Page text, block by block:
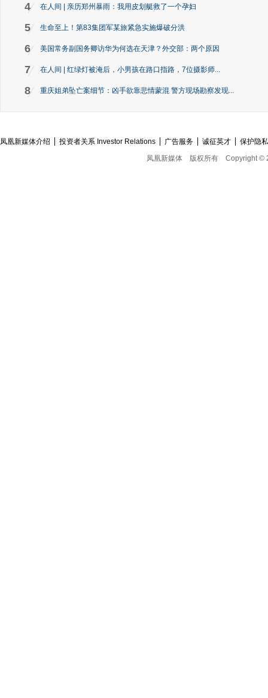
4 在人间 | 亲历郑州暴雨：我用皮划艇救了一个孕妇
5 生命至上！第83集团军某旅紧急实施爆破分洪
6 美国常务副国务卿访华为何选在天津？外交部：两个原因
7 在人间 | 红绿灯被淹后，小男孩在路口指路，7位摄影师...
8 重庆姐弟坠亡案细节：凶手欲靠悲情蒙混 警方现场勘察发现...
凤凰新媒体介绍 投资者关系 Investor Relations 广告服务 诚征英才
保护隐
凤凰新媒体
版权所有 Copyright ©